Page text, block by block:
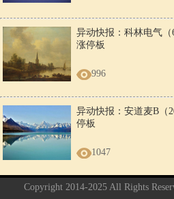
异动快报：科林电气（
涨停板
996
异动快报：安道麦B（
停板
1047
Copyright 2014-2025 All Rights